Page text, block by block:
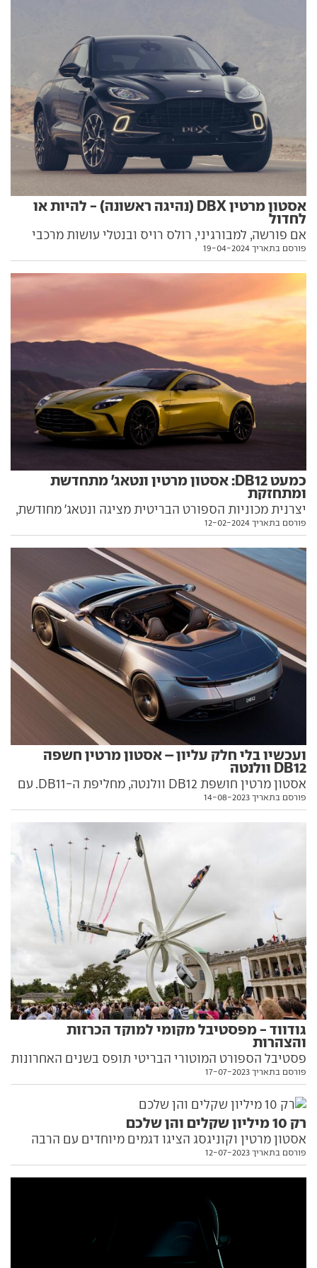
אסטון מרטין DBX (נהיגה ראשונה) - להיות או
לחדול
אם פורשה, למבורגיני, רולס רויס ובנטלי עושות מרכבי
פנאי הרבה מאוד כסף, אז למה שגם לאסטון מרטין לא
פורסם בתאריך 19-04-2024
כמעט DB12: אסטון מרטין ונטאג' מתחדשת
ומתחזקת
יצרנית מכוניות הספורט הבריטית מציגה ונטאג' מחודשת,
דגם כניסה לעולם המוטורי אקזוטי, שנקשר בעבותות של
פורסם בתאריך 12-02-2024
ועכשיו בלי חלק עליון – אסטון מרטין חשפה
DB12 וולנטה
אסטון מרטין חושפת DB12 וולנטה, מחליפת ה-DB11. עם
הרבה יותר כוח, הבטחה ליכולת דינמית משודרגת וסביבת
פורסם בתאריך 14-08-2023
גודווד - מפסטיבל מקומי למוקד הכרזות
והצהרות
פסטיבל הספורט המוטורי הבריטי תופס בשנים האחרונות
משקל גדל והולך בקרב חובבי הרכב, ובהתאם זוכה
חשיפות ייחודיות משם
פורסם בתאריך 17-07-2023
רק 10 מיליון שקלים והן שלכם
אסטון מרטין וקוניגסג הציגו דגמים מיוחדים עם הרבה
בוכנות, הרבה סוסים ותגי מחיר של שמונה ספרות
פורסם בתאריך 12-07-2023